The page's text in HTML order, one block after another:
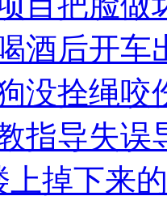
酒后开
没拴绳
指导失
上掉下来